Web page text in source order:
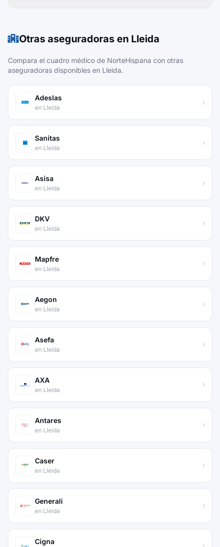
Otras aseguradoras en Lleida
Compara el cuadro médico de NorteHispana con otras
aseguradoras disponibles en Lleida.
Adeslas
en Lleida
Sanitas
en Lleida
Asisa
en Lleida
DKV
en Lleida
Mapfre
en Lleida
Aegon
en Lleida
Asefa
en Lleida
AXA
en Lleida
Antares
en Lleida
Caser
en Lleida
Generali
en Lleida
Cigna